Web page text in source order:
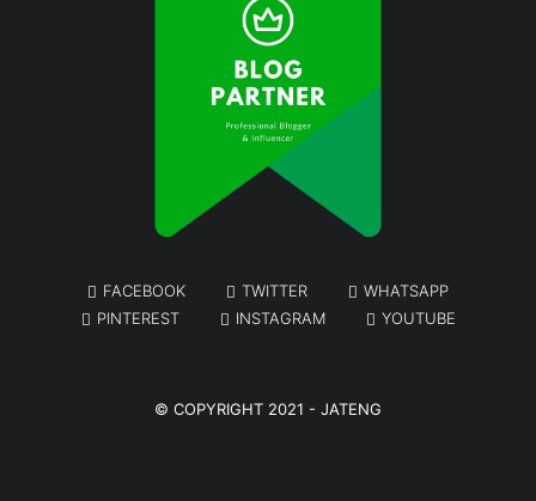
FACEBOOK TWITTER
WHATSAPP
PINTEREST
INSTAGRAM YOUTUBE
© COPYRIGHT 2021 - JATENG